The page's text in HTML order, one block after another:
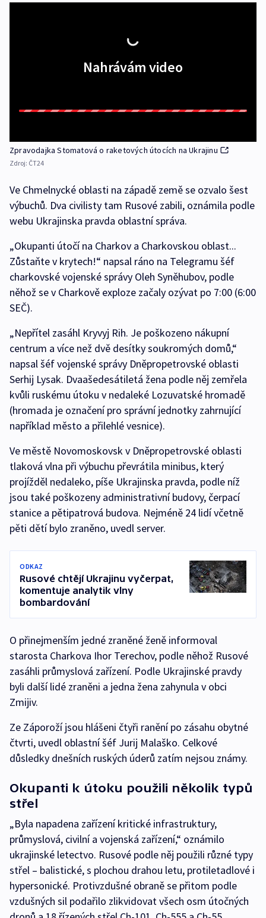
Nahrávám video
Zpravodajka Stomatová o raketových útocích na Ukrajinu
Zdroj: ČT24
Ve Chmelnycké oblasti na západě země se ozvalo šest
výbuchů. Dva civilisty tam Rusové zabili, oznámila podle
webu Ukrajinska pravda oblastní správa.
„Okupanti útočí na Charkov a Charkovskou oblast...
Zůstaňte v krytech!“ napsal ráno na Telegramu šéf
charkovské vojenské správy Oleh Syněhubov, podle
něhož se v Charkově exploze začaly ozývat po 7:00 (6:00
SEČ).
„Nepřítel zasáhl Kryvyj Rih. Je poškozeno nákupní
centrum a více než dvě desítky soukromých domů,“
napsal šéf vojenské správy Dněpropetrovské oblasti
Serhij Lysak. Dvaašedesátiletá žena podle něj zemřela
kvůli ruskému útoku v nedaleké Lozuvatské hromadě
(hromada je označení pro správní jednotky zahrnující
například město a přilehlé vesnice).
Ve městě Novomoskovsk v Dněpropetrovské oblasti
tlaková vlna při výbuchu převrátila minibus, který
projížděl nedaleko, píše Ukrajinska pravda, podle níž
jsou také poškozeny administrativní budovy, čerpací
stanice a pětipatrová budova. Nejméně 24 lidí včetně
pěti dětí bylo zraněno, uvedl server.
ODKAZ
Rusové chtějí Ukrajinu vyčerpat,
komentuje analytik vlny
bombardování
O přinejmenším jedné zraněné ženě informoval
starosta Charkova Ihor Terechov, podle něhož Rusové
zasáhli průmyslová zařízení. Podle Ukrajinské pravdy
byli další lidé zraněni a jedna žena zahynula v obci
Zmijiv.
Ze Záporoží jsou hlášeni čtyři ranění po zásahu obytné
čtvrti, uvedl oblastní šéf Jurij Malaško. Celkové
důsledky dnešních ruských úderů zatím nejsou známy.
Okupanti k útoku použili několik typů
střel
„Byla napadena zařízení kritické infrastruktury,
průmyslová, civilní a vojenská zařízení,“ oznámilo
ukrajinské letectvo. Rusové podle něj použili různé typy
střel – balistické, s plochou drahou letu, protiletadlové i
hypersonické. Protivzdušné obraně se přitom podle
vzdušných sil podařilo zlikvidovat všech osm útočných